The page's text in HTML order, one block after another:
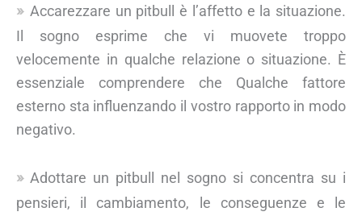
Accarezzare un pitbull è l’affetto e la situazione.
Il sogno esprime che vi muovete troppo
velocemente in qualche relazione o situazione. È
essenziale comprendere che Qualche fattore
esterno sta influenzando il vostro rapporto in modo
negativo.
Adottare un pitbull nel sogno si concentra su i
pensieri, il cambiamento, le conseguenze e le